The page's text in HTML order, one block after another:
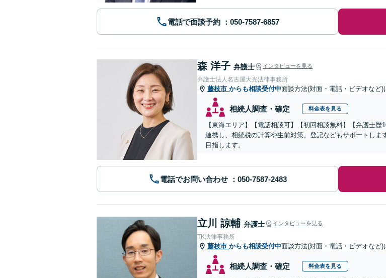
電話で面談予約
森 洋子 弁護士 インタビューを見る
弁護士法人名古屋大光法律事務所
藤枝市 からも相談受付中面談方法(対面・電話・ビデオなど)
相続人調査・確定 料金表を見る
【東海エリア】【電話相談可】【初回相談無料】【弁護士
連携し、相続税の計算や生前対策、登記などもサポートし
目指します。
電話でお問い合わせ
立川 諒輔 弁護士 インタビューを見る
TK法律事務所
藤枝市 からも相談受付中面談方法(対面・電話・ビデオなど)
相続人調査・確定 料金表を見る